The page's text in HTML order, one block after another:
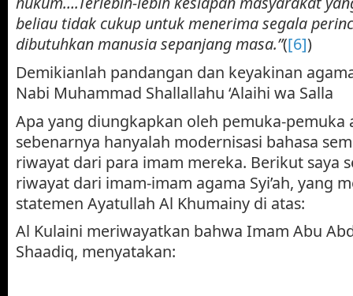
beliau tidak cukup untuk menerima segala
dibutuhkan manusia sepanjang masa.”([6])
Demikianlah pandangan dan keyakinan
Nabi Muhammad Shallallahu ‘Alaihi wa Salla
Apa yang diungkapkan oleh pemuka-pemuka
sebenarnya hanyalah modernisasi bahasa
riwayat dari para imam mereka. Berikut saya
riwayat dari imam-imam agama Syi’ah, yang
statemen Ayatullah Al Khumainy di atas:
Al Kulaini meriwayatkan bahwa Imam Abu
Shaadiq, menyatakan: